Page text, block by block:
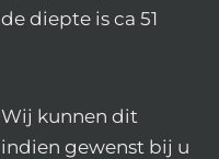
de diepte is ca 51
Wij kunnen dit
indien gewenst bij u